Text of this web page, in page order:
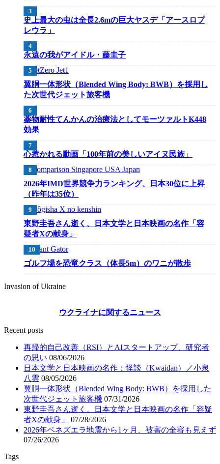
史上最大の虫は全長2.6mの巨大ヤスデ「アースロプ
レウラ」
永遠の我がアイドル・藤圭子
翼胴一体形状（Blended Wing Body: BWB）を採用し
た次世代ジェット旅客機
薬物耐性てんかんの治療法としてモーツァルトK448
効果
心惹かれる動画「100年前の美しいアイヌ民族」
2026年IMD世界競争力ランキング、日本30位に上昇
（昨年は35位）
東野圭吾さん逝く、日本文学と日本映画の名作「容
疑者Xの献身」
ゴルフ場を恐竜クラス（体長5m）のワニが散歩
Invasion of Ukraine
ウクライナに関するニュース
Recent posts
再帰的自己改善（RSI）とAIスタートアップ、研究者
の思い 08/06/2026
日本文学と日本映画の名作：怪談（Kwaidan）／小泉
八雲 08/05/2026
翼胴一体形状（Blended Wing Body: BWB）を採用した
次世代ジェット旅客機 07/31/2026
東野圭吾さん逝く、日本文学と日本映画の名作「容疑
者Xの献身」
07/28/2026
2026年ベネズエラ地震から1ヶ月、被害の全容も見えず
07/26/2026
Tags